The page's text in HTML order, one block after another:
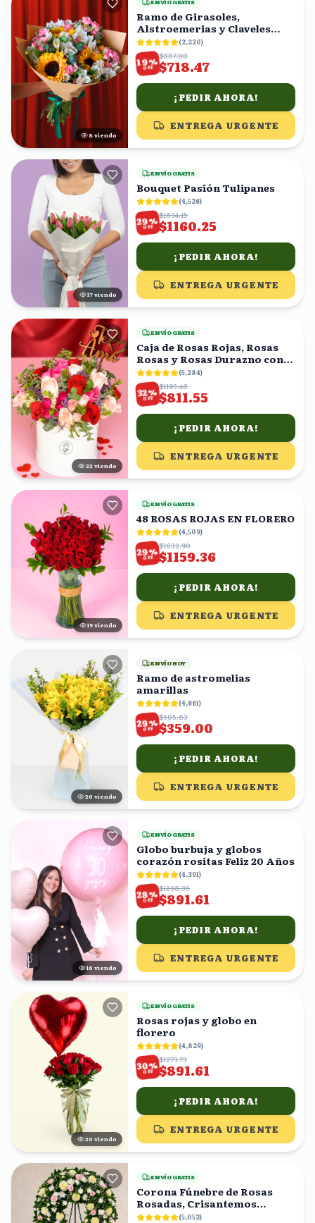
7 viendo
ENVÍO GRATIS
Ramo de Girasoles,
Alstroemerias y Claveles
Rosas
(2,220)
19%
OFF
$887.00
$718.47
¡PEDIR AHORA!
ENTREGA URGENTE
17 viendo
ENVÍO GRATIS
Bouquet Pasión Tulipanes
(4,526)
29%
OFF
$1634.15
$1160.25
¡PEDIR AHORA!
ENTREGA URGENTE
22 viendo
ENVÍO GRATIS
Caja de Rosas Rojas, Rosas
Rosas y Rosas Durazno con
Topper 'Te Amo'
(5,284)
32%
OFF
$1193.46
$811.55
¡PEDIR AHORA!
ENTREGA URGENTE
18 viendo
ENVÍO GRATIS
48 ROSAS ROJAS EN FLORERO
(4,509)
29%
OFF
$1632.90
$1159.36
¡PEDIR AHORA!
ENTREGA URGENTE
19 viendo
ENVÍO HOY
Ramo de astromelias
amarillas
(4,661)
29%
OFF
$505.63
$359.00
¡PEDIR AHORA!
ENTREGA URGENTE
15 viendo
ENVÍO GRATIS
Globo burbuja y globos
corazón rositas Feliz 20 Años
(4,391)
28%
OFF
$1238.35
$891.61
¡PEDIR AHORA!
ENTREGA URGENTE
20 viendo
ENVÍO GRATIS
Rosas rojas y globo en
florero
(4,829)
30%
OFF
$1273.73
$891.61
¡PEDIR AHORA!
ENTREGA URGENTE
ENVÍO GRATIS
Corona Fúnebre de Rosas
Rosadas, Crisantemos
Amarillos y Follaje
(5,052)